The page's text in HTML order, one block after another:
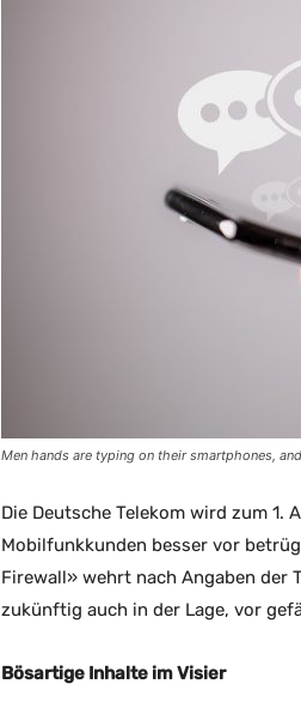
Men hands are typing on their smartphones,
Die Deutsche Telekom wird zum
Mobilfunkkunden besser vor
Firewall» wehrt nach Angaben der
zukünftig auch in der Lage, vor
Bösartige Inhalte im Visier